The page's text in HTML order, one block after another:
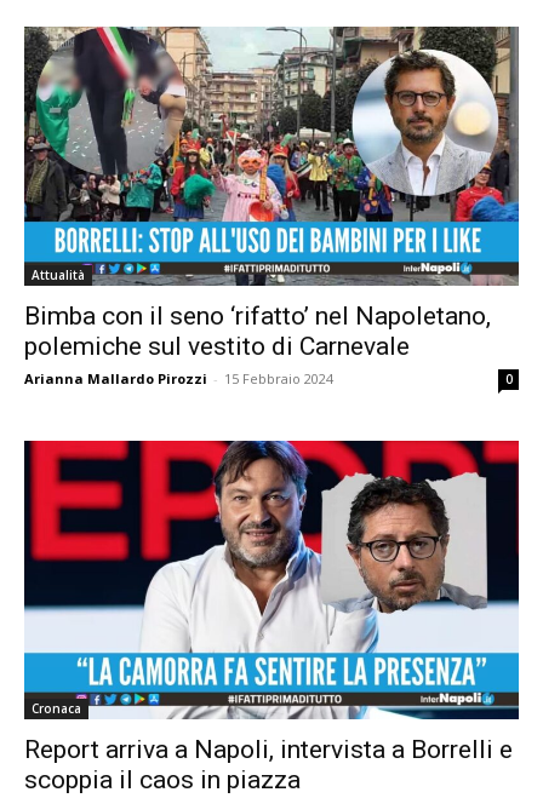
Attualità
Bimba con il seno ‘rifatto’ nel Napoletano,
polemiche sul vestito di Carnevale
Arianna Mallardo Pirozzi - 15 Febbraio 2024 0
Cronaca
Report arriva a Napoli, intervista a Borrelli e
scoppia il caos in piazza